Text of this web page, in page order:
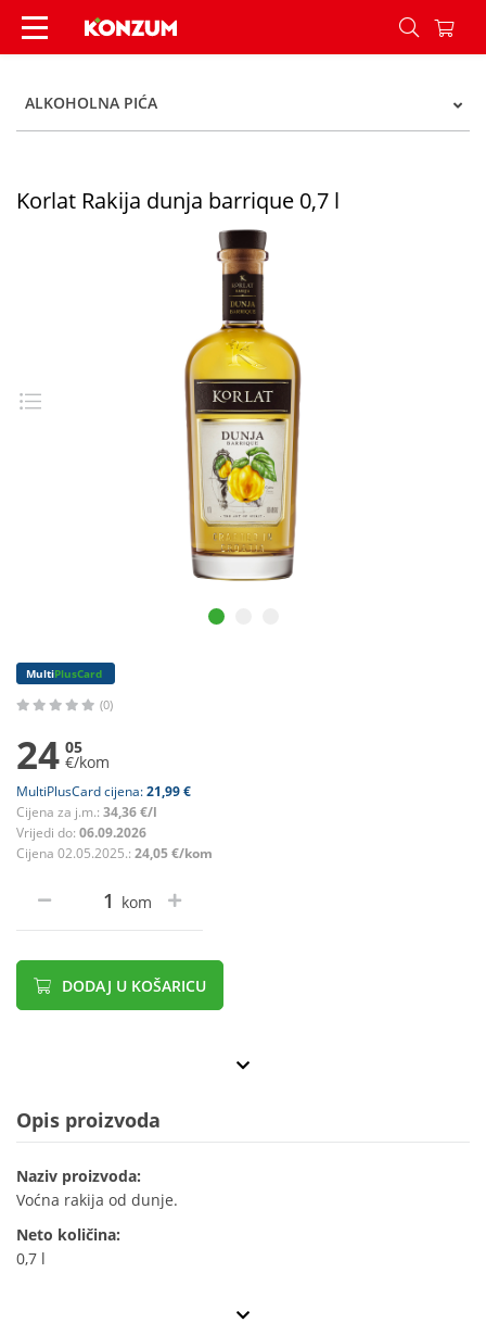
Korlat Rakija dunja barrique 0,7 l - Konzum
ALKOHOLNA PIĆA
Korlat Rakija dunja barrique 0,7 l
MultiPlusCard
(0)
24 05
€/kom
MultiPlusCard cijena:21,99 €
Cijena za j.m.: 34,36 €/l
Vrijedi do: 06.09.2026
Cijena 02.05.2025.: 24,05 €/kom
kom
DODAJ U KOŠARICU
Opis proizvoda
Naziv proizvoda:
Voćna rakija od dunje.
Neto količina:
0,7 l